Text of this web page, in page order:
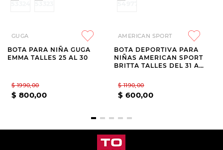
GUGA
BOTA PARA NIÑA GUGA
EMMA TALLES 25 AL 30
$ 1990,00
$ 800,00
AMERICAN SPORT
BOTA DEPORTIVA PARA
NIÑAS AMERICAN SPORT
BRITTA TALLES DEL 31 AL
$ 1190,00
$ 600,00